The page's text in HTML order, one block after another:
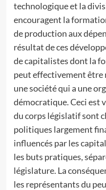
technologique et la
encouragent la
de production aux
résultat de ces
de capitalistes dont la
peut effectivement être
une société qui a une
démocratique. Ceci est
du corps législatif sont
politiques largement
influencés par les
les buts pratiques,
législature. La
les représentants du